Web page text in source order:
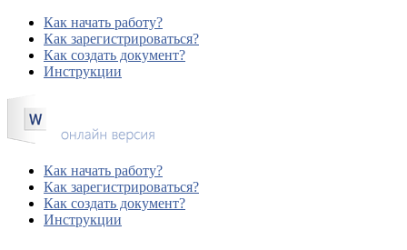
Как начать работу?
Как зарегистрироваться?
Как создать документ?
Инструкции
Как начать работу?
Как зарегистрироваться?
Как создать документ?
Инструкции